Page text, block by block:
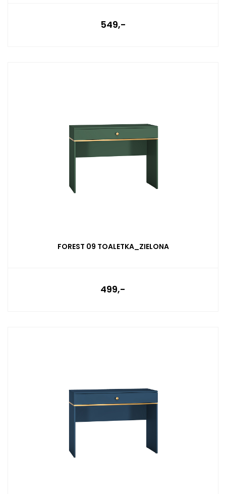
549,-
FOREST 09 TOALETKA_ZIELONA
499,-